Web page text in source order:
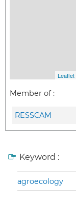
Leaflet
Member of :
RESSCAM
Keyword :
agroecology